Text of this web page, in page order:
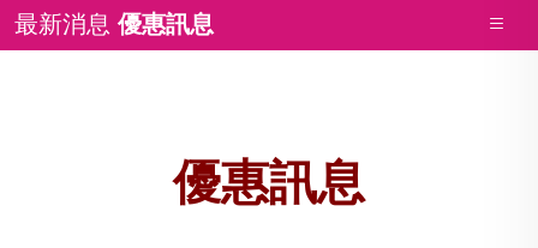
最新消息 優惠訊息
優惠訊息